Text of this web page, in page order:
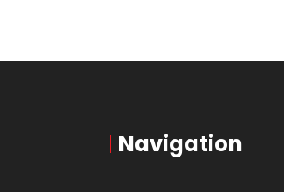
Navigation